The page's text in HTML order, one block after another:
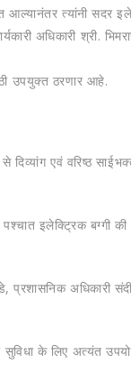
आल्यानंतर त्यांनी सदर
अधिकारी श्री.
उपयुक्त ठरणार आहे.
एवं वरिष्ठ
इलेक्ट्रिक बग्गी
प्रशासनिक अधिकारी
के लिए अत्यंत